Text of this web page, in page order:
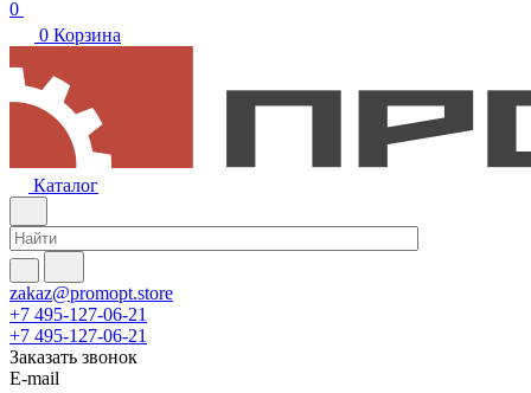
0
0 Корзина
Каталог
zakaz@promopt.store
+7 495-127-06-21
+7 495-127-06-21
Заказать звонок
E-mail